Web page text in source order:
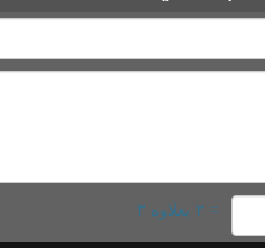
= ۲ بعلاوه ۳